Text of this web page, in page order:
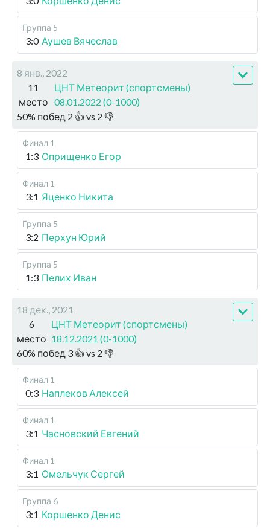
Группа 5
3:0 Аушев Вячеслав
8 янв., 2022
11
место
ЦНТ Метеорит (спортсмены)
08.01.2022 (0-1000)
50% побед 2 👍 vs 2 👎
Финал 1
1:3 Оприщенко Егор
Финал 1
3:1 Яценко Никита
Группа 5
3:2 Перхун Юрий
Группа 5
1:3 Пелих Иван
18 дек., 2021
6
место
ЦНТ Метеорит (спортсмены)
18.12.2021 (0-1000)
60% побед 3 👍 vs 2 👎
Финал 1
0:3 Наплеков Алексей
Финал 1
3:1 Часновский Евгений
Финал 1
3:1 Омельчук Сергей
Группа 6
3:1 Коршенко Денис